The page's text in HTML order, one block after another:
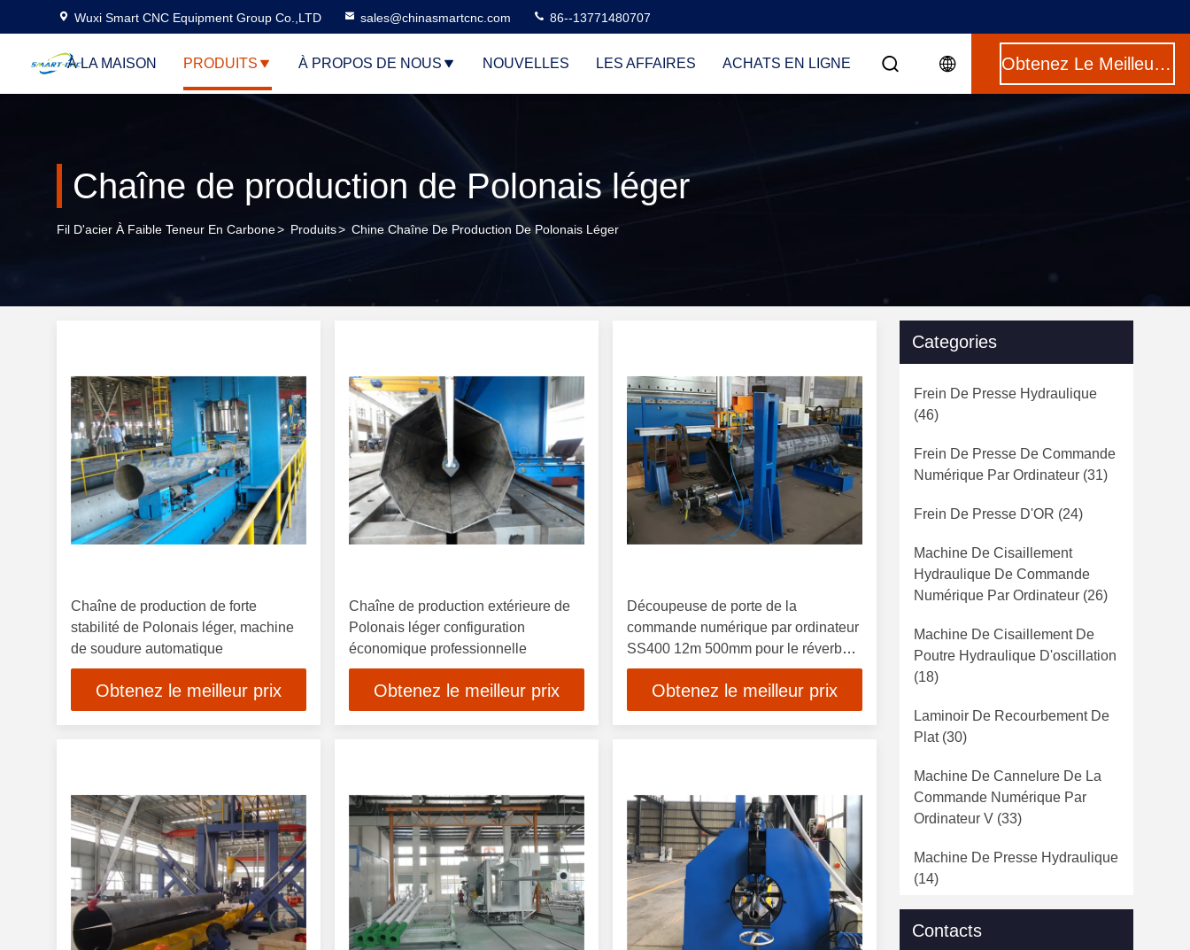
Wuxi Smart CNC Equipment Group Co.,LTD sales@chinasmartcnc.com 86--13771480707
À LA MAISON PRODUITS À PROPOS DE NOUS NOUVELLES LES AFFAIRES ACHATS EN LIGNE Obtenez Le Meilleur Prix
Chaîne de production de Polonais léger
Fil D'acier À Faible Teneur En Carbone> Produits> Chine Chaîne De Production De Polonais Léger
Chaîne de production de forte
stabilité de Polonais léger, machine
de soudure automatique
Obtenez le meilleur prix
Chaîne de production extérieure de
Polonais léger configuration
économique professionnelle
Obtenez le meilleur prix
Découpeuse de porte de la
commande numérique par ordinateur
SS400 12m 500mm pour le réverbère
Polonais
Obtenez le meilleur prix
Categories
Frein De Presse Hydraulique
(46)
Frein De Presse De Commande
Numérique Par Ordinateur (31)
Frein De Presse D'OR (24)
Machine De Cisaillement
Hydraulique De Commande
Numérique Par Ordinateur (26)
Machine De Cisaillement De
Poutre Hydraulique D'oscillation
(18)
Laminoir De Recourbement De
Plat(30)
Machine De Cannelure De La
Commande Numérique Par
Ordinateur V (33)
Machine De Presse Hydraulique
(14)
Presse De Puissance
Contacts